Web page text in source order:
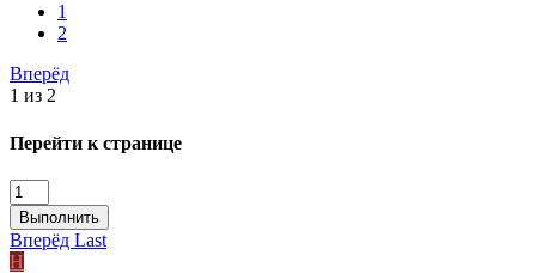
1
2
Вперёд
1 из 2
Перейти к странице
Выполнить
Вперёд Last
Н